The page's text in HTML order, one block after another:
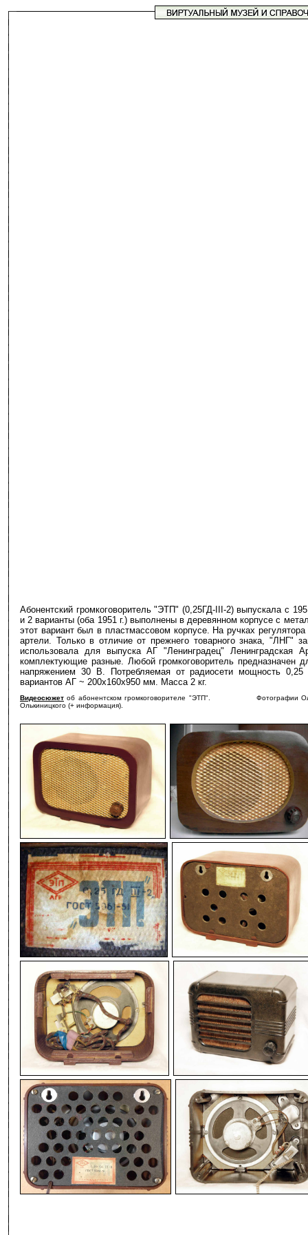
Абонентский громкоговоритель "ЭТП" (0,25ГД-III-2) выпускала с
и 2 варианты (оба 1951 г.) выполнены в деревянном корпусе с
этот вариант был в пластмассовом корпусе. На ручках
артели. Только в отличие от прежнего товарного знака,
использовала для выпуска АГ "Ленинградец" Ленинградская
комплектующие разные. Любой громкоговоритель предназначен
напряжением 30 В. Потребляемая от радиосети мощность
вариантов АГ ~ 200х160х950 мм. Масса 2 кг.
Видеосюжет об абонентском громкоговорителе "ЭТП". Фотографии Олега
Олькиницкого (+ информация).